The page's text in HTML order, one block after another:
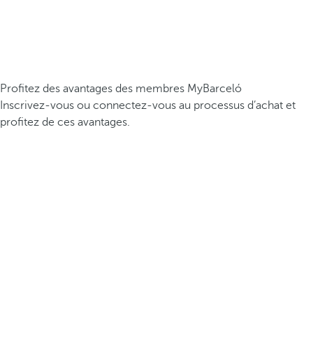
Profitez des avantages des membres MyBarceló
Inscrivez-vous ou connectez-vous au processus d’achat et
profitez de ces avantages.